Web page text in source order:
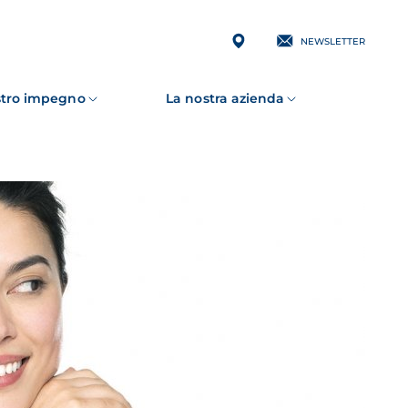
NEWSLETTER
impegno La nostra azienda